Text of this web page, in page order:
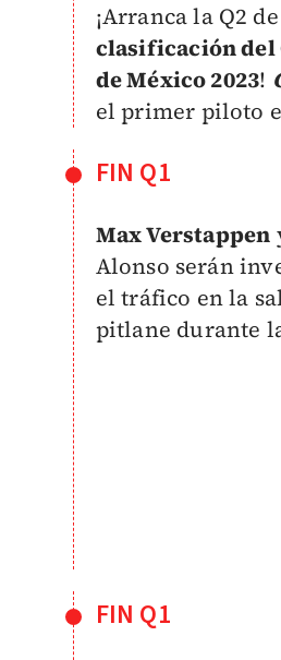
¡Arranca la Q2
clasificación del
de México 2023!
el primer piloto
FIN Q1
Max Verstappen
Alonso serán
el tráfico en la
pitlane durante
FIN Q1